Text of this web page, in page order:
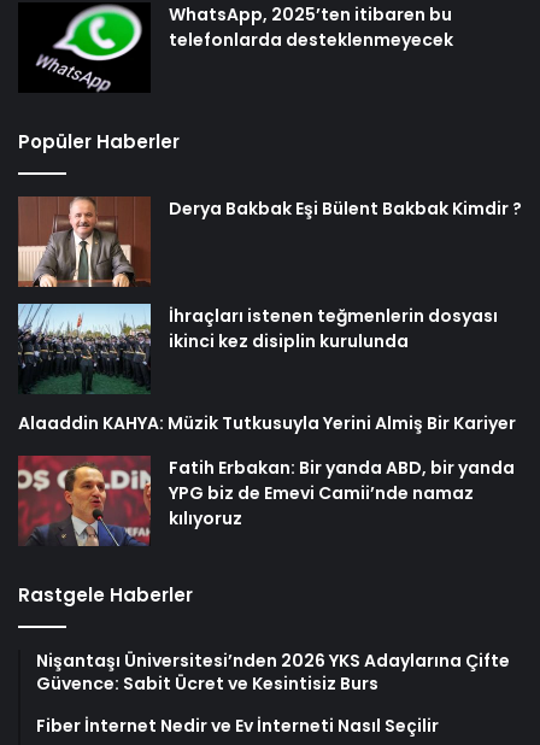
WhatsApp, 2025’ten itibaren bu
telefonlarda desteklenmeyecek
Popüler Haberler
Derya Bakbak Eşi Bülent Bakbak Kimdir ?
İhraçları istenen teğmenlerin dosyası
ikinci kez disiplin kurulunda
Alaaddin KAHYA: Müzik Tutkusuyla Yerini Almiş Bir Kariyer
Fatih Erbakan: Bir yanda ABD, bir yanda
YPG biz de Emevi Camii’nde namaz
kılıyoruz
Rastgele Haberler
Nişantaşı Üniversitesi’nden 2026 YKS Adaylarına Çifte
Güvence: Sabit Ücret ve Kesintisiz Burs
Fiber İnternet Nedir ve Ev İnterneti Nasıl Seçilir